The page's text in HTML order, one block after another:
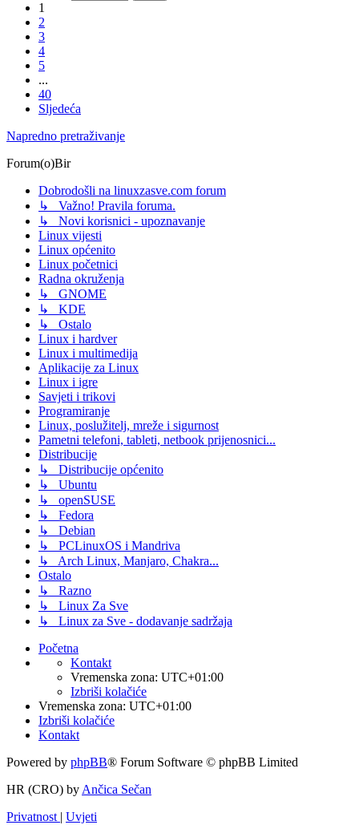
1
2
3
4
5
...
40
Sljedeća
Napredno pretraživanje
Forum(o)Bir
Dobrodošli na linuxzasve.com forum
↳ Važno! Pravila foruma.
↳ Novi korisnici - upoznavanje
Linux vijesti
Linux općenito
Linux početnici
Radna okruženja
↳ GNOME
↳ KDE
↳ Ostalo
Linux i hardver
Linux i multimedija
Aplikacije za Linux
Linux i igre
Savjeti i trikovi
Programiranje
Linux, poslužitelj, mreže i sigurnost
Pametni telefoni, tableti, netbook prijenosnici...
Distribucije
↳ Distribucije općenito
↳ Ubuntu
↳ openSUSE
↳ Fedora
↳ Debian
↳ PCLinuxOS i Mandriva
↳ Arch Linux, Manjaro, Chakra...
Ostalo
↳ Razno
↳ Linux Za Sve
↳ Linux za Sve - dodavanje sadržaja
Početna
Kontakt
Vremenska zona: UTC+01:00
Izbriši kolačiće
Vremenska zona: UTC+01:00
Izbriši kolačiće
Kontakt
Powered by phpBB® Forum Software © phpBB Limited
HR (CRO) byAnčica Sečan
Privatnost
Uvjeti